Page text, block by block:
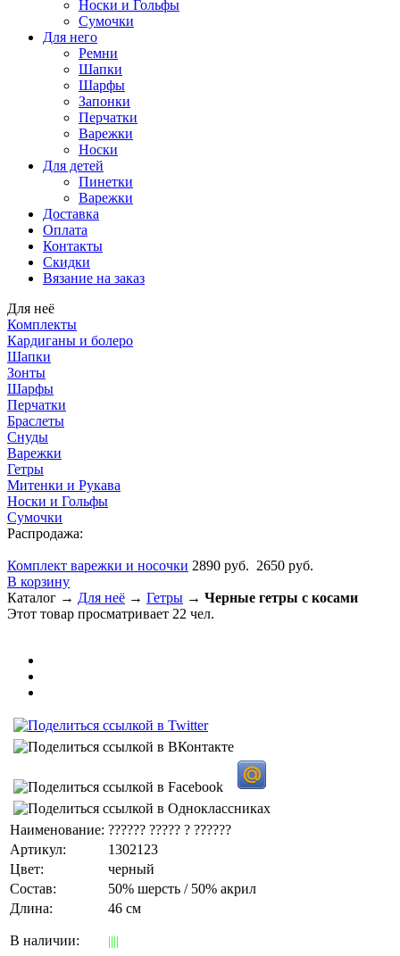
Носки и Гольфы
Сумочки
Для него
Ремни
Шапки
Шарфы
Запонки
Перчатки
Варежки
Носки
Для детей
Пинетки
Варежки
Доставка
Оплата
Контакты
Скидки
Вязание на заказ
Для неё
Комплекты
Кардиганы и болеро
Шапки
Зонты
Шарфы
Перчатки
Браслеты
Снуды
Варежки
Гетры
Митенки и Рукава
Носки и Гольфы
Сумочки
Распродажа:
Комплект варежки и носочки 2890 руб. 2650 руб.
В корзину
Каталог → Для неё → Гетры → Черные гетры с косами
Этот товар просматривает 22 чел.
Наименование: ?????? ????? ? ??????
Артикул:
1302123
Цвет:
черный
Состав:
50% шерсть / 50% акрил
Длина:
46 см
В наличии: ||||